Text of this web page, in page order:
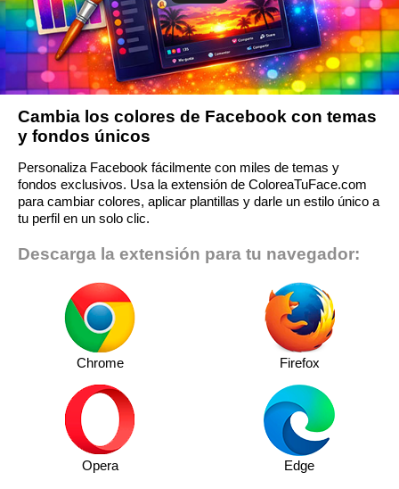
Cambia los colores de Facebook con temas
y fondos únicos
Personaliza Facebook fácilmente con miles de temas y
fondos exclusivos. Usa la extensión de ColoreaTuFace.com
para cambiar colores, aplicar plantillas y darle un estilo único a
tu perfil en un solo clic.
Descarga la extensión para tu navegador:
Chrome Firefox
Opera Edge